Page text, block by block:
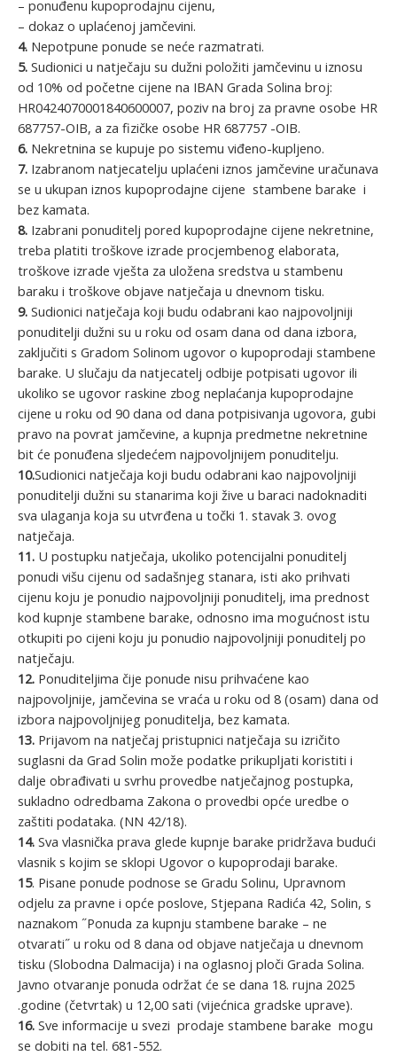
– ponuđenu kupoprodajnu cijenu,
– dokaz o uplaćenoj jamčevini.
4. Nepotpune ponude se neće razmatrati.
5. Sudionici u natječaju su dužni položiti jamčevinu u iznosu
od 10% od početne cijene na IBAN Grada Solina broj:
HR0424070001840600007, poziv na broj za pravne osobe HR
687757-OIB, a za fizičke osobe HR 687757 -OIB.
6. Nekretnina se kupuje po sistemu viđeno-kupljeno.
7. Izabranom natjecatelju uplaćeni iznos jamčevine uračunava
se u ukupan iznos kupoprodajne cijene stambene barake i
bez kamata.
8. Izabrani ponuditelj pored kupoprodajne cijene nekretnine,
treba platiti troškove izrade procjembenog elaborata,
troškove izrade vješta za uložena sredstva u stambenu
baraku i troškove objave natječaja u dnevnom tisku.
9. Sudionici natječaja koji budu odabrani kao najpovoljniji
ponuditelji dužni su u roku od osam dana od dana izbora,
zaključiti s Gradom Solinom ugovor o kupoprodaji stambene
barake. U slučaju da natjecatelj odbije potpisati ugovor ili
ukoliko se ugovor raskine zbog neplaćanja kupoprodajne
cijene u roku od 90 dana od dana potpisivanja ugovora, gubi
pravo na povrat jamčevine, a kupnja predmetne nekretnine
bit će ponuđena sljedećem najpovoljnijem ponuditelju.
10.Sudionici natječaja koji budu odabrani kao najpovoljniji
ponuditelji dužni su stanarima koji žive u baraci nadoknaditi
sva ulaganja koja su utvrđena u točki 1. stavak 3. ovog
natječaja.
11. U postupku natječaja, ukoliko potencijalni ponuditelj
ponudi višu cijenu od sadašnjeg stanara, isti ako prihvati
cijenu koju je ponudio najpovoljniji ponuditelj, ima prednost
kod kupnje stambene barake, odnosno ima mogućnost istu
otkupiti po cijeni koju ju ponudio najpovoljniji ponuditelj po
natječaju.
12. Ponuditeljima čije ponude nisu prihvaćene kao
najpovoljnije, jamčevina se vraća u roku od 8 (osam) dana od
izbora najpovoljnijeg ponuditelja, bez kamata.
13. Prijavom na natječaj pristupnici natječaja su izričito
suglasni da Grad Solin može podatke prikupljati koristiti i
dalje obrađivati u svrhu provedbe natječajnog postupka,
sukladno odredbama Zakona o provedbi opće uredbe o
zaštiti podataka. (NN 42/18).
14. Sva vlasnička prava glede kupnje barake pridržava budući
vlasnik s kojim se sklopi Ugovor o kupoprodaji barake.
15. Pisane ponude podnose se Gradu Solinu, Upravnom
odjelu za pravne i opće poslove, Stjepana Radića 42, Solin, s
naznakom ˝Ponuda za kupnju stambene barake – ne
otvarati˝ u roku od 8 dana od objave natječaja u dnevnom
tisku (Slobodna Dalmacija) i na oglasnoj ploči Grada Solina.
Javno otvaranje ponuda održat će se dana 18. rujna 2025
.godine (četvrtak) u 12,00 sati (vijećnica gradske uprave).
16. Sve informacije u svezi prodaje stambene barake mogu
se dobiti na tel. 681-552.